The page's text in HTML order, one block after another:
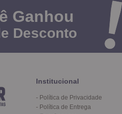
Ganhou
Desconto
Institucional
Política de Privacidade
Política de Entrega